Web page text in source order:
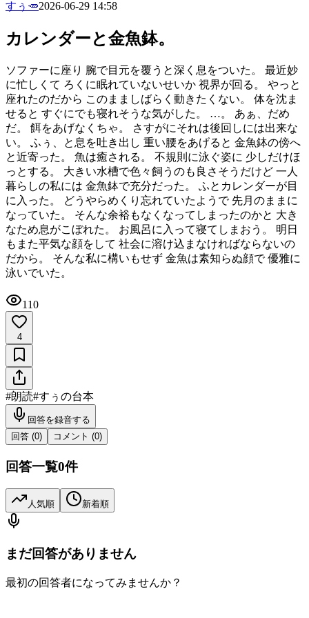
すぅ🥕2026-06-29 14:58
カレンダーと金魚鉢。
ソファーに座り 腕で目元を覆うと深く息をついた。 最近妙
に忙しくて ろくに眠れていないせいか 視界が回る。 やっと
座れたのだから このまましばらく動きたくない。 体を沈ま
せると すぐにでも寝れそうな気がした。 …。 あぁ、だめ
だ。 餌をあげなくちゃ。 さすがにそれは後回しには出来な
い。 ふぅ、と息を吐き出し 重い腰をあげると 金魚鉢の傍へ
と近寄った。 魚は癒される。 不規則に泳ぐ姿に 少しだけほ
っとする。 大きい水槽で色々飼うのも良さそうだけど 一人
暮らしの私には 金魚鉢で充分だった。 ふとカレンダーが目
に入った。 どうやらめくり忘れていたようで 先月のままに
なっていた。 そんな余裕もなくなってしまったのかと 大き
なため息がこぼれた。 お風呂に入って寝てしまおう。 明日
もまた平気な顔をして 社会に溶け込まなければならないの
だから。 そんな私に構いもせず 金魚は素知らぬ顔で 優雅に
泳いでいた。
110
4
#朗読#すぅの台本
回答を録音する
回答 (0) コメント (0)
回答一覧0件
人気順 新着順
まだ回答がありません
最初の回答者になってみませんか？